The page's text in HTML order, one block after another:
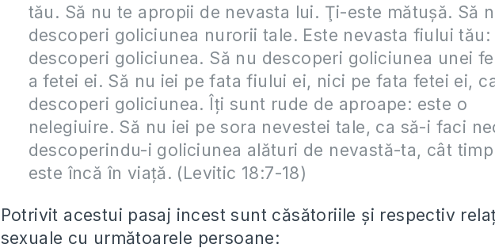
tău. Să nu te apropii de nevasta lui. Ţi-este mătuşă. Să
descoperi goliciunea nurorii tale. Este nevasta fiului tău:
descoperi goliciunea. Să nu descoperi goliciunea unei
a fetei ei. Să nu iei pe fata fiului ei, nici pe fata fetei ei,
descoperi goliciunea. Îţi sunt rude de aproape: este o
nelegiuire. Să nu iei pe sora nevestei tale, ca să-i faci
descoperindu-i goliciunea alături de nevastă-ta, cât timp
este încă în viaţă. (Levitic 18:7-18)
Potrivit acestui pasaj incest sunt căsătoriile şi respectiv
sexuale cu următoarele persoane: